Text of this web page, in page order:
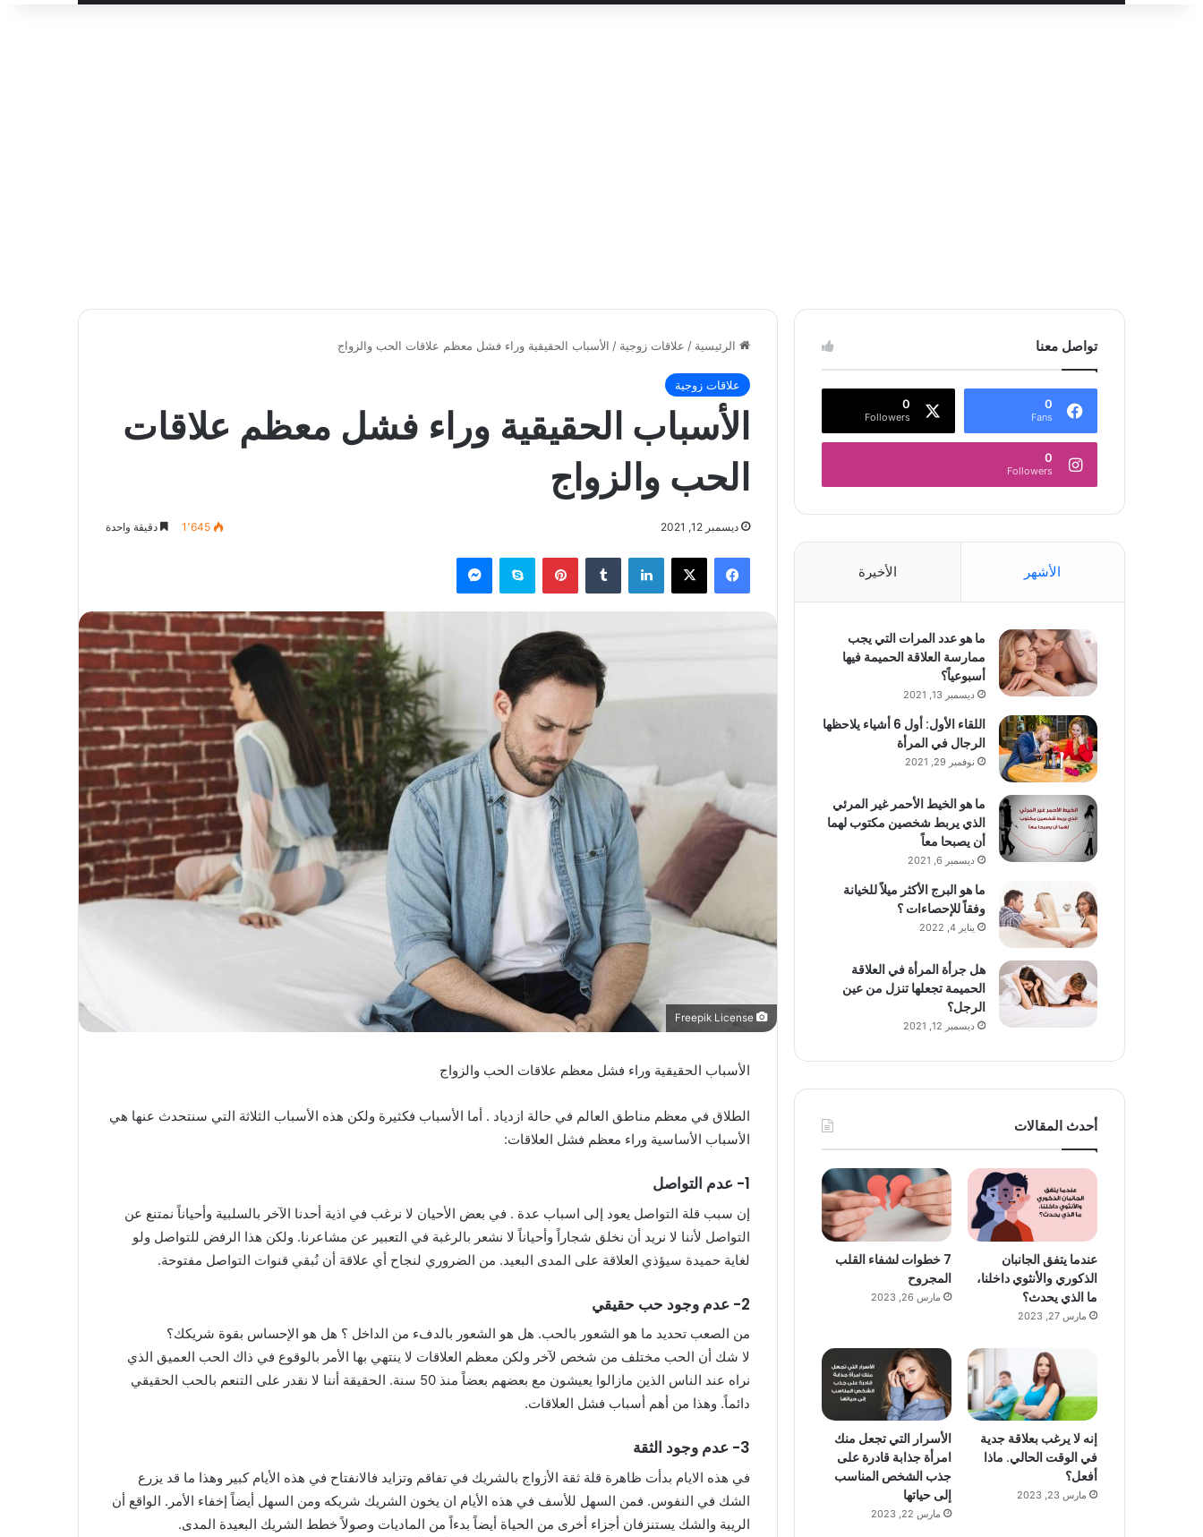
عن
الرئيسية / علاقات زوجية / الأسباب الحقيقية وراء فشل معظم علاقات الحب والزواج
علاقات زوجية
الأسباب الحقيقية وراء فشل معظم علاقات
الحب والزواج
ديسمبر 12, 2021 1٬645 دقيقة واحدة
فيسبوك X لينكدإن بينتيريستسكايب ماسنجر
الأسباب الحقيقية وراء فشل معظم علاقات الحب والزواج
الطلاق في معظم مناطق العالم في حالة ازدياد . أما الأسباب فكثيرة ولكن هذه الأسباب الثلاثة التي سنتحدث عنها هي
الأسباب الأساسية وراء معظم فشل العلاقات:
1- عدم التواصل
إن سبب قلة التواصل يعود إلى اسباب عدة . في بعض الأحيان لا نرغب في اذية أحدنا الآخر بالسلبية وأحياناً نمتنع عن
التواصل لأننا لا نريد أن نخلق شجاراً وأحياناً لا نشعر بالرغبة في التعبير عن مشاعرنا. ولكن هذا الرفض للتواصل ولو
لغاية حميدة سيؤذي العلاقة على المدى البعيد. من الضروري لنجاح أي علاقة أن نُبقي قنوات التواصل مفتوحة.
2- عدم وجود حب حقيقي
من الصعب تحديد ما هو الشعور بالحب. هل هو الشعور بالدفء من الداخل ؟ هل هو الإحساس بقوة شريكك؟
لا شك أن الحب مختلف من شخص لآخر ولكن معظم العلاقات لا ينتهي بها الأمر بالوقوع في ذاك الحب العميق الذي
نراه عند الناس الذين مازالوا يعيشون مع بعضهم بعضاً منذ 50 سنة. الحقيقة أننا لا نقدر على التنعم بالحب الحقيقي
دائماً. وهذا من أهم أسباب فشل العلاقات.
3- عدم وجود الثقة
في هذه الايام بدأت ظاهرة قلة ثقة الأزواج بالشريك في تفاقم وتزايد فالانفتاح في هذه الأيام كبير وهذا ما قد يزرع
الشك في النفوس. فمن السهل للأسف في هذه الأيام ان يخون الشريك شريكه ومن السهل أيضاً إخفاء الأمر. الواقع أن
الريبة والشك يستنزفان أجزاء أخرى من الحياة أيضاً بدءاً من الماديات وصولاً خطط الشريك البعيدة المدى.
تواصل معنا
0
Fans
0
Followers
0
Followers
الأشهر الأخيرة
ما هو عدد المرات التي يجب
ممارسة العلاقة الحميمة فيها
أسبوعياً؟
ديسمبر 13, 2021
اللقاء الأول: أول 6 أشياء يلاحظها
الرجال في المرأة
نوفمبر 29, 2021
ما هو الخيط الأحمر غير المرئي
الذي يربط شخصين مكتوب لهما
أن يصبحا معاً
ديسمبر 6, 2021
ما هو البرج الأكثر ميلاً للخيانة
وفقاً للإحصاءات ؟
يناير 4, 2022
هل جرأة المرأة في العلاقة
الحميمة تجعلها تنزل من عين
الرجل؟
ديسمبر 12, 2021
أحدث المقالات
عندما يتفق الجانبان
الذكوري والأنثوي داخلنا،
ما الذي يحدث؟
مارس 27, 2023
7 خطوات لشفاء القلب
المجروح
مارس 26, 2023
إنه لا يرغب بعلاقة جدية
في الوقت الحالي. ماذا
أفعل؟
مارس 23, 2023
الأسرار التي تجعل منك
امرأة جذابة قادرة على
جذب الشخص المناسب
إلى حياتها
مارس 22, 2023